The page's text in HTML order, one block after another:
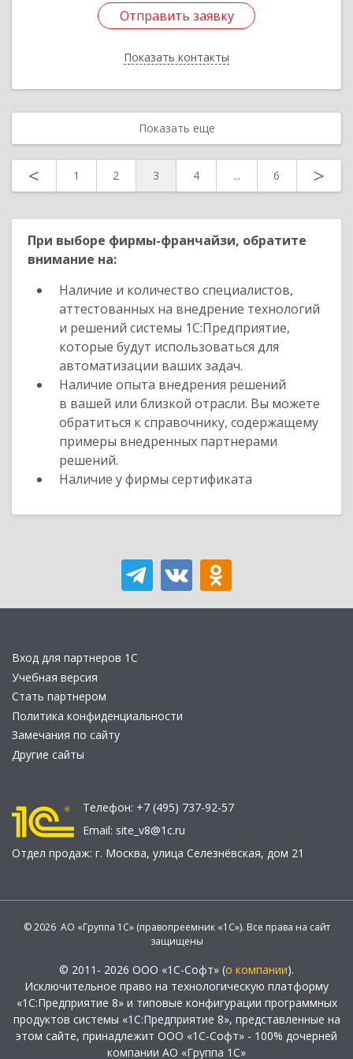
Отправить заявку
Показать контакты
Отправить заявку
Назад
Показать еще
< 1 2 3 4 ... 6 >
При выборе фирмы-франчайзи, обратите
внимание на:
Наличие и количество специалистов,
аттестованных на внедрение технологий
и решений системы 1С:Предприятие,
которые будут использоваться для
автоматизации ваших задач.
Наличие опыта внедрения решений
в вашей или близкой отрасли. Вы можете
обратиться к справочнику, содержащему
примеры внедренных партнерами
решений.
Наличие у фирмы сертификата
Вход для партнеров 1С
Учебная версия
Стать партнером
Политика конфиденциальности
Замечания по сайту
Другие сайты
Телефон: +7 (495) 737-92-57
Email: site_v8@1c.ru
Отдел продаж: г. Москва, улица Селезнёвская, дом 21
© 2026 АО «Группа 1С» (правопреемник «1С»). Все права на сайт
защищены
© 2011- 2026 ООО «1С-Софт» (о компании).
Исключительное право на технологическую платформу
«1С:Предприятие 8» и типовые конфигурации программных
продуктов системы «1С:Предприятие 8», представленные на
этом сайте, принадлежит ООО «1С-Софт» - 100% дочерней
компании АО «Группа 1С»